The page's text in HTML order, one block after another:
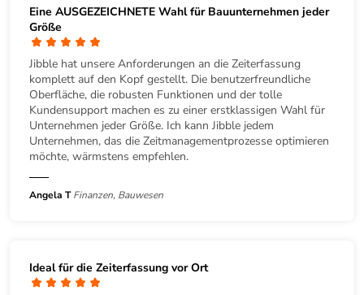
Eine AUSGEZEICHNETE Wahl für Bauunternehmen jeder
Größe
Jibble hat unsere Anforderungen an die Zeiterfassung
komplett auf den Kopf gestellt. Die benutzerfreundliche
Oberfläche, die robusten Funktionen und der tolle
Kundensupport machen es zu einer erstklassigen Wahl für
Unternehmen jeder Größe. Ich kann Jibble jedem
Unternehmen, das die Zeitmanagementprozesse optimieren
möchte, wärmstens empfehlen.
Angela T Finanzen, Bauwesen
Ideal für die Zeiterfassung vor Ort